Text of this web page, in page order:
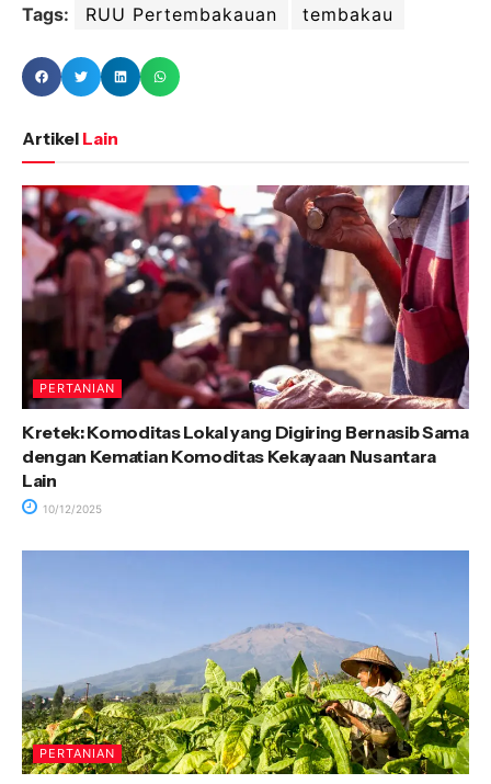
Tags: RUU Pertembakauan tembakau
Artikel Lain
PERTANIAN
Kretek: Komoditas Lokal yang Digiring Bernasib Sama
dengan Kematian Komoditas Kekayaan Nusantara
Lain
10/12/2025
PERTANIAN